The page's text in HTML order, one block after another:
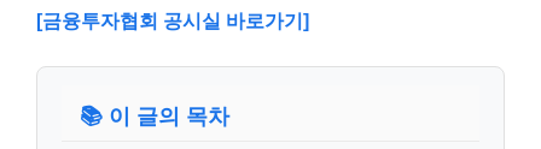
[금융투자협회 공시실 바로가기]
📚 이 글의 목차